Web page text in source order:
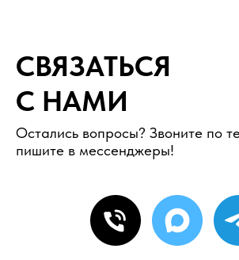
СВЯЗАТЬСЯ
С НАМИ
Остались вопросы? Звоните по
пишите в мессенджеры!